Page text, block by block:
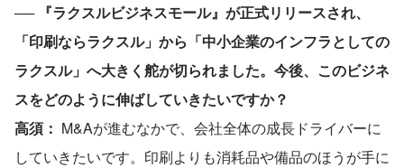
── 『ラクスルビジネスモール』が正式リリースされ、
「印刷ならラクスル」から「中小企業のインフラとしての
ラクスル」へ大きく舵が切られました。今後、このビジネ
スをどのように伸ばしていきたいですか？
高須： M&Aが進むなかで、会社全体の成長ドライバーに
していきたいです。印刷よりも消耗品や備品のほうが手に